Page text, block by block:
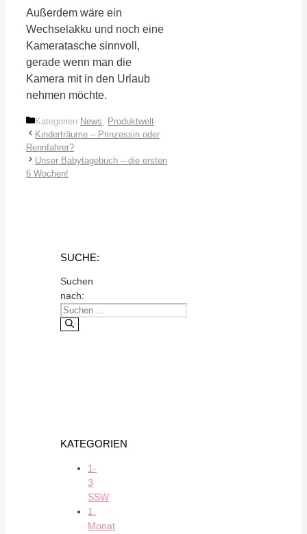
Außerdem wäre ein
Wechselakku und noch eine
Kameratasche sinnvoll,
gerade wenn man die
Kamera mit in den Urlaub
nehmen möchte.
Kategorien News
Produktwelt
Kinderträume – Prinzessin oder
Rennfahrer?
Unser Babytagebuch – die ersten
6 Wochen!
SUCHE:
Suchen
nach:
KATEGORIEN
1-
3
SSW
1.
Monat